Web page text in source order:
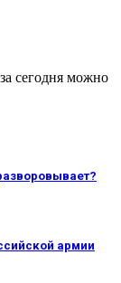
сегодня можно
армии